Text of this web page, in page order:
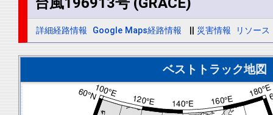
詳細経路情報 Google Maps経路情報 災害情報 リソース
ベストトラック地図